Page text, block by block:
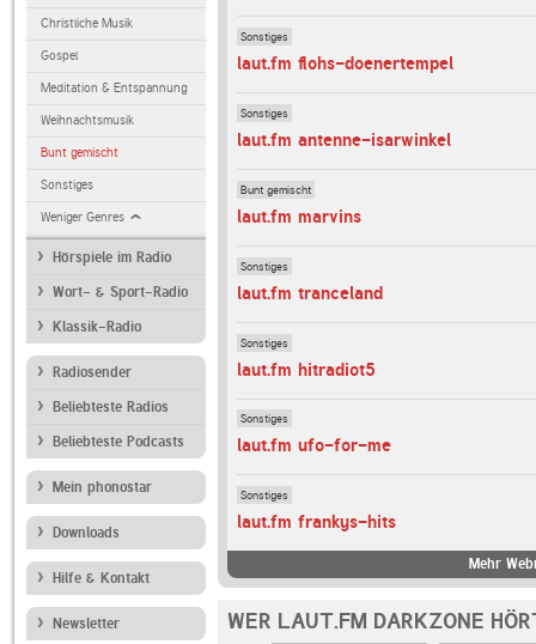
Christliche Musik
Gospel
Meditation & Entspannung
Weihnachtsmusik
Bunt gemischt
Sonstiges
Weniger Genres
Hörspiele im Radio
Wort- & Sport-Radio
Klassik-Radio
Radiosender
Beliebteste Radios
Beliebteste Podcasts
Mein phonostar
Downloads
Hilfe & Kontakt
Newsletter
Sonstiges
laut.fm flohs-doenertempel
Sonstiges
laut.fm antenne-isarwinkel
Bunt gemischt
laut.fm marvins
Sonstiges
laut.fm tranceland
Sonstiges
laut.fm hitradiot5
Sonstiges
laut.fm ufo-for-me
Sonstiges
laut.fm frankys-hits
Mehr
WER LAUT.FM DARKZONE